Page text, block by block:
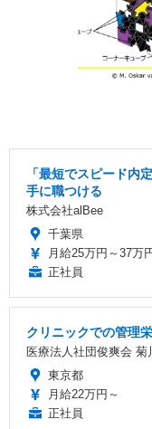
「最短でスピード内
手に職つける
株式会社alBee
千葉県
月給25万円～37万
正社員
クリニックでの管理
医療法人社団俊爽会 菊
東京都
月給22万円～
正社員